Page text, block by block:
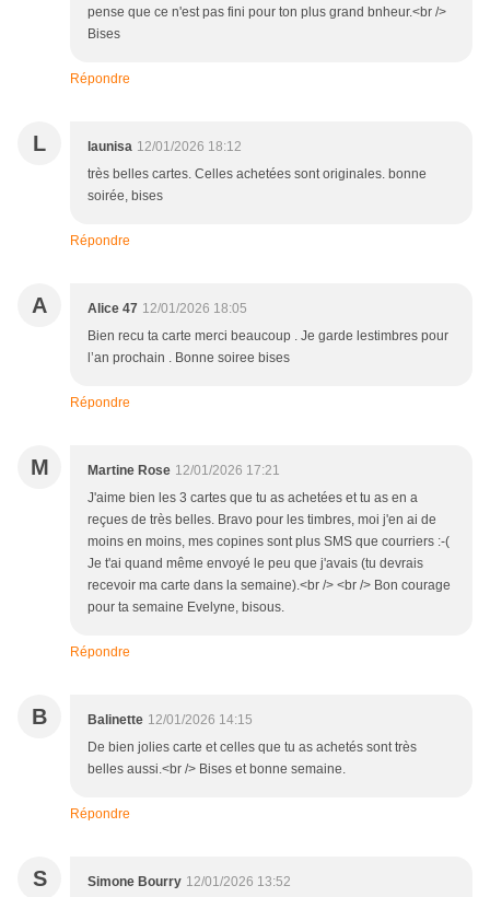
pense que ce n'est pas fini pour ton plus grand bnheur.<br />
Bises
Répondre
L launisa 12/01/2026 18:12
très belles cartes. Celles achetées sont originales. bonne
soirée, bises
Répondre
A Alice 47 12/01/2026 18:05
Bien recu ta carte merci beaucoup . Je garde lestimbres pour
l’an prochain . Bonne soiree bises
Répondre
M Martine Rose 12/01/2026 17:21
J'aime bien les 3 cartes que tu as achetées et tu as en a
reçues de très belles. Bravo pour les timbres, moi j'en ai de
moins en moins, mes copines sont plus SMS que courriers :-(
Je t'ai quand même envoyé le peu que j'avais (tu devrais
recevoir ma carte dans la semaine).<br /> <br /> Bon courage
pour ta semaine Evelyne, bisous.
Répondre
B Balinette 12/01/2026 14:15
De bien jolies carte et celles que tu as achetés sont très
belles aussi.<br /> Bises et bonne semaine.
Répondre
S Simone Bourry 12/01/2026 13:52